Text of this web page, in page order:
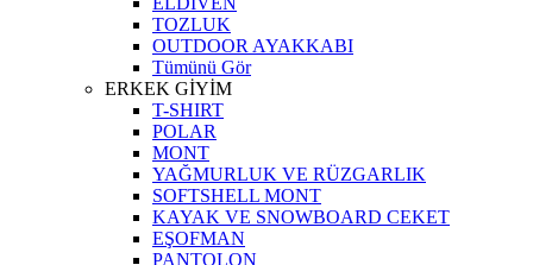
TOZLUK
OUTDOOR AYAKKABI
Tümünü Gör
ERKEK GİYİM
T-SHIRT
POLAR
MONT
YAĞMURLUK VE RÜZGARLIK
SOFTSHELL MONT
KAYAK VE SNOWBOARD CEKET
EŞOFMAN
PANTOLON